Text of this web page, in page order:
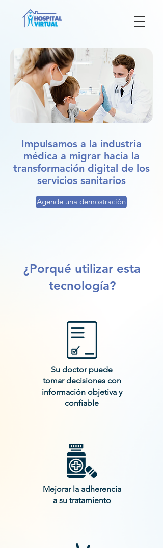
Agende una demostración
Impulsamos a la industria
médica a migrar hacia la
transformación digital de los
servicios sanitarios
Su doctor puede
tomar decisiones con
información objetiva y
confiable
Mejorar la adherencia
a su tratamiento
¿Porqué utilizar esta
tecnología?